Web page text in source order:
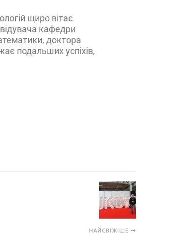
щиро вітає
кафедри
доктора
подальших успіхів,
НАЙСВІЖІШЕ